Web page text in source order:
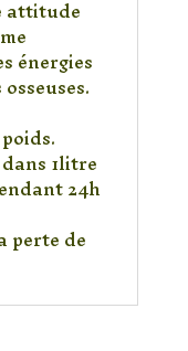
attitude
énergies
1litre
24h
perte de